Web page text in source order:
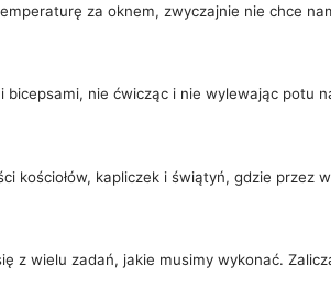
za oknem, zwyczajnie nie chce
nie ćwicząc i nie wylewając potu
kościołów, kapliczek i świątyń, gdzie przez
z wielu zadań, jakie musimy wykonać.